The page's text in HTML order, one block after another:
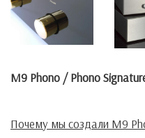
M9 Phono / Phono
Почему мы создали M9